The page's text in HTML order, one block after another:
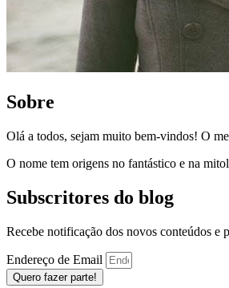
Sobre
Olá a todos, sejam muito bem-vindos! O
O nome tem origens no fantástico e na
Subscritores do blog
Recebe notificação dos novos conteúdos e
Endereço de Email
Quero fazer parte!